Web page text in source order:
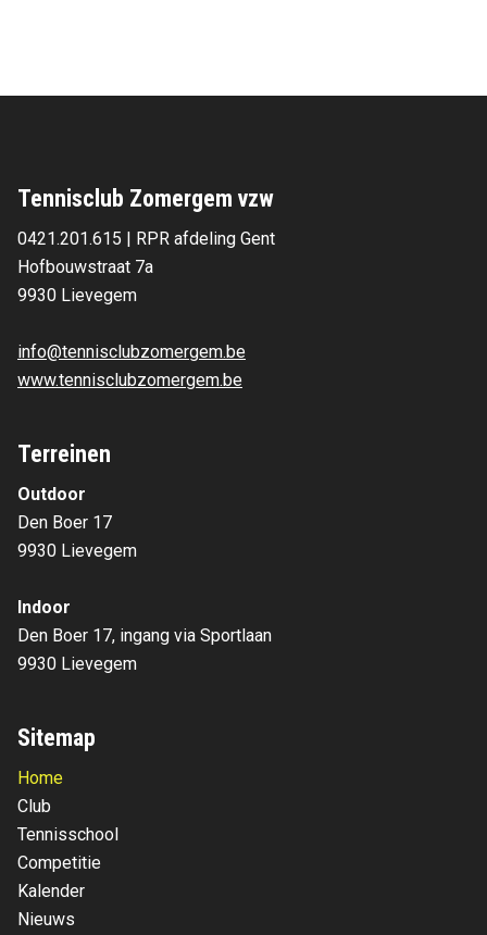
Tennisclub Zomergem vzw
0421.201.615 | RPR afdeling Gent
Hofbouwstraat 7a
9930 Lievegem
info@tennisclubzomergem.be
www.tennisclubzomergem.be
Terreinen
Outdoor
Den Boer 17
9930 Lievegem
Indoor
Den Boer 17, ingang via Sportlaan
9930 Lievegem
Sitemap
Home
Club
Tennisschool
Competitie
Kalender
Nieuws